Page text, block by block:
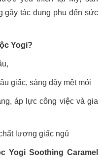
gây tác dụng phụ đến sức
Yogi?
giấc, sáng dậy mệt mỏi
áp lực công việc và gia
lượng giấc ngủ
Yogi Soothing Caramel